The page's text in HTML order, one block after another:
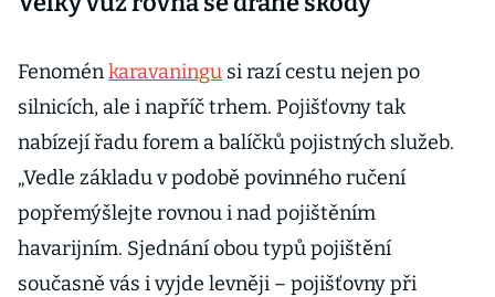
Fenoménkaravaningu si razí cestu nejen po
silnicích, ale i napříč trhem. Pojišťovny tak
nabízejí řadu forem a balíčků pojistných služeb.
„Vedle základu v podobě povinného ručení
popřemýšlejte rovnou i nad pojištěním
havarijním. Sjednání obou typů pojištění
současně vás i vyjde levněji – pojišťovny při